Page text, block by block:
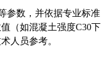
参数，并依据专业标准
（如混凝土强度C30下
人员参考。